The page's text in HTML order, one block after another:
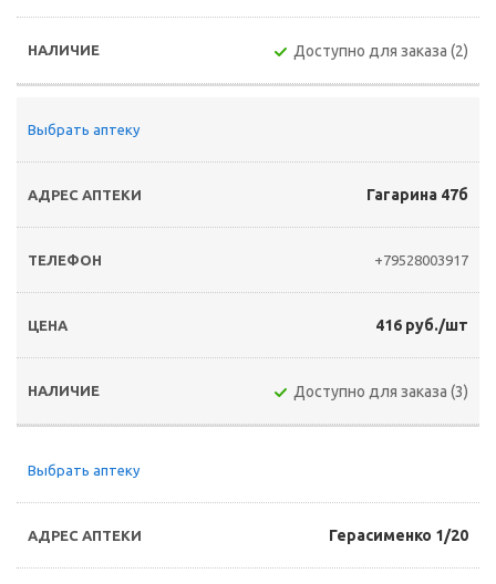
Доступно для заказа (2)
Выбрать аптеку
Гагарина 47б
+79528003917
416 руб./шт
Доступно для заказа (3)
Выбрать аптеку
Герасименко 1/20